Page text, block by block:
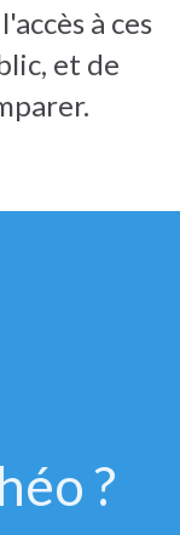
à ces
et de
?